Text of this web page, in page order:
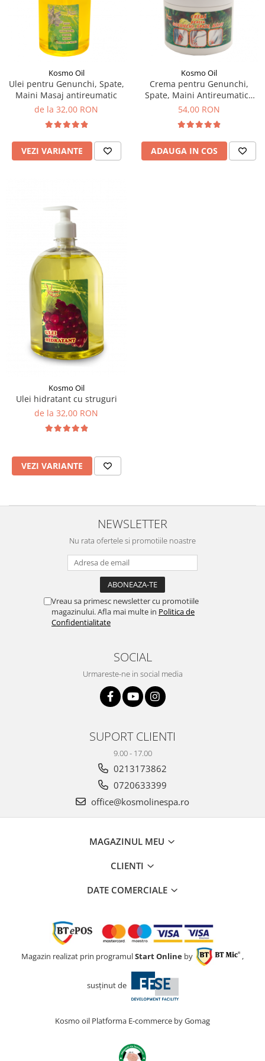
TERAPEUTIC
THAILANDEZ (LOMI-LOMI)
Kosmo Oil
Ulei pentru Genunchi, Spate,
Maini Masaj antireumatic
de la 32,00 RON
VEZI VARIANTE
Kosmo Oil
Crema pentru Genunchi,
Spate, Maini Antireumatica
500 ml
54,00 RON
ADAUGA IN COS
Kosmo Oil
Ulei hidratant cu struguri
de la 32,00 RON
VEZI VARIANTE
NEWSLETTER
Nu rata ofertele si promotiile noastre
Vreau sa primesc newsletter cu promotiile
magazinului. Afla mai multe in Politica de
Confidentialitate
SOCIAL
Urmareste-ne in social media
SUPORT CLIENTI
9.00 - 17.00
0213173862
0720633399
office@kosmolinespa.ro
MAGAZINUL MEU
CLIENTI
DATE COMERCIALE
Magazin realizat prin programulStart Online by ,
susținut de
Kosmo oil Platforma E-commerce by Gomag